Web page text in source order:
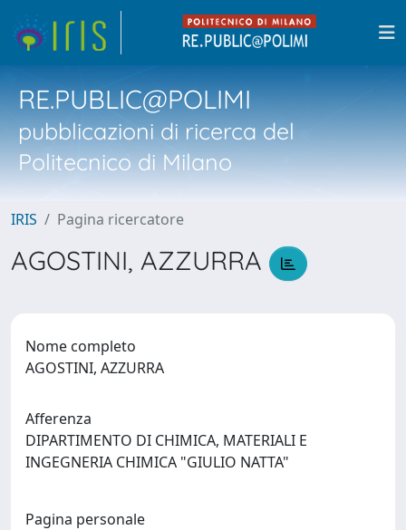
RE.PUBLIC@POLIMI
pubblicazioni di ricerca del
Politecnico di Milano
IRIS Pagina ricercatore
AGOSTINI, AZZURRA
Nome completo
AGOSTINI, AZZURRA
Afferenza
DIPARTIMENTO DI CHIMICA, MATERIALI E
INGEGNERIA CHIMICA "GIULIO NATTA"
Pagina personale